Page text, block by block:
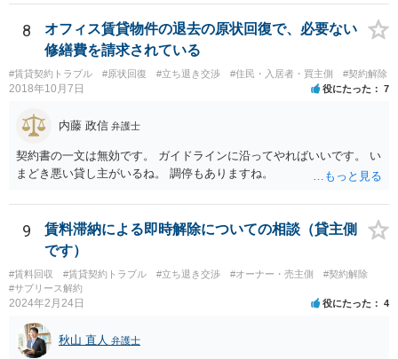
れたと評価され、来月払えるからと言って、大家があなたとの賃貸借
契約が解約できることに変わりなくなってしまうからです。 そのよう
な場合、相手が、「もう出て行って欲しい」と考えていれば、引き続
き居住する前提での和解は難しい可能性があります。 ２・弁護士が事
件の見通しをたてるにも、賃料滞納状況で見立てが変わりますし、そ
もそも賃料滞納状況によってはご希望に沿える活動を保障できず、 依
頼を受けられないかもしれないです。依頼を受けるにしても厳しめの
リスクを踏まえた上でのものとなる可能性があります。 定型的な事件
依頼となるかもわからず、着手金額もなんともいえないと思います。
複数事務所にあたり、着手金額を確認されるとよいと思います。 ３・
弁護士が依頼を受ければ代わりに裁判所とのやりとりを行うことが可
能です。双方に弁護士がついていればウェブ会議で裁判を実施する場
合もあるでしょう。 ただし、ご本人さんも同行してもらう必要が和解
協議の場合だとあると思います。
8
オフィス賃貸物件の退去の原状回復で、必要ない
修繕費を請求されている
#賃貸契約トラブル #原状回復 #立ち退き交渉 #住民・入居者・買主側 #契約解除
2018年10月7日 役にたった 7
内藤 政信 弁護士
契約書の一文は無効です。 ガイドラインに沿ってやればいいです。 い
まどき悪い貸し主がいるね。 調停もありますね。
9
賃料滞納による即時解除についての相談（貸主側
です）
#賃料回収 #賃貸契約トラブル #立ち退き交渉 #オーナー・売主側
#契約解除
#サブリース解約
2024年2月24日 役にたった 4
秋山 直人 弁護士